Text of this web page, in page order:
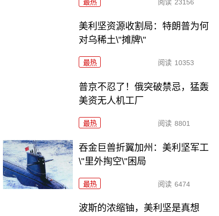
最热 阅读 23156
美利坚资源收割局：特朗普为何
对乌稀土\"摊牌\"
最热 阅读 10353
普京不忍了！俄突破禁忌，猛轰
美资无人机工厂
最热 阅读 8801
吞金巨兽折翼加州：美利坚军工
\"里外掏空\"困局
最热 阅读 6474
波斯的浓缩铀，美利坚是真想